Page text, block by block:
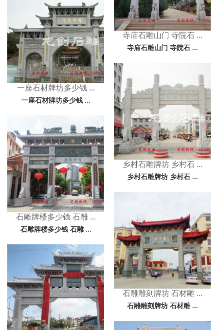
一座石材牌坊多少钱 ...
一座石材牌坊多少钱 ...
石雕牌楼多少钱 石雕 ...
石雕牌楼多少钱 石雕 ...
寺庙石雕山门 寺院石 ...
寺庙石雕山门 寺院石 ...
乡村石雕牌坊 乡村石 ...
乡村石雕牌坊 乡村石 ...
石雕雕刻牌坊 石材雕 ...
石雕雕刻牌坊 石材雕 ...